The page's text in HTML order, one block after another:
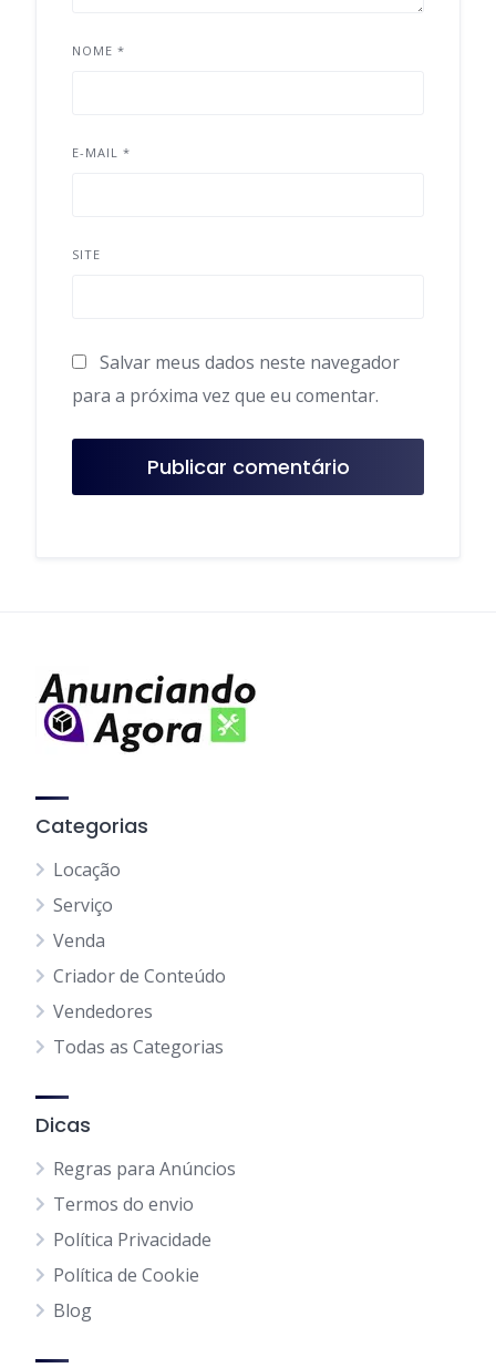
NOME *
E-MAIL *
SITE
Salvar meus dados neste navegador
para a próxima vez que eu comentar.
Categorias
Locação
Serviço
Venda
Criador de Conteúdo
Vendedores
Todas as Categorias
Dicas
Regras para Anúncios
Termos do envio
Política Privacidade
Política de Cookie
Blog